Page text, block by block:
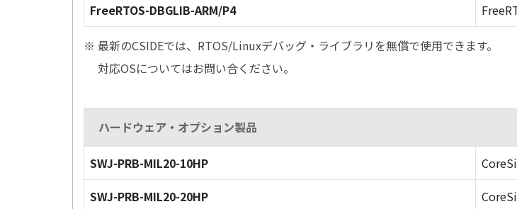
FreeRTOS-DBGLIB-ARM/P4
※ 最新のCSIDEでは、RTOS/Linuxデバッグ・ライブラリを無償で使用できます。
対応OSについてはお問い合ください。
ハードウェア・オプション製品
SWJ-PRB-MIL20-10HP
SWJ-PRB-MIL20-20HP